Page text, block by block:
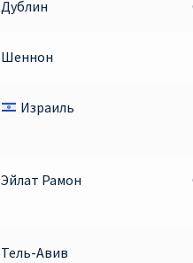
Дублин
Шеннон
Израиль
Эйлат Рамон
Тель-Авив